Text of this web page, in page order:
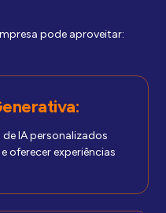
pode aproveitar:
IA personalizados
oferecer experiências